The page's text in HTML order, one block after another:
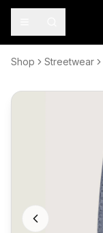
Shop Streetwear